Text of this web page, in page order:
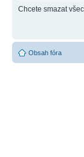
Chcete smazat
Obsah fóra